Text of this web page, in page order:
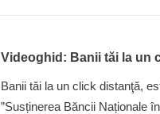
Videoghid: Banii tăi la un
Banii tăi la un click distanţă,
”Susținerea Băncii Naționale